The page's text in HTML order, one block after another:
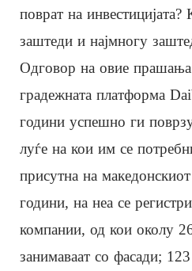
поврат на
заштеди и најмногу
Одговор на овие
градежната платформа
години успешно ги
луѓе на кои им се
присутна на
години, на неа се
компании, од кои околу
занимаваат со фасади;